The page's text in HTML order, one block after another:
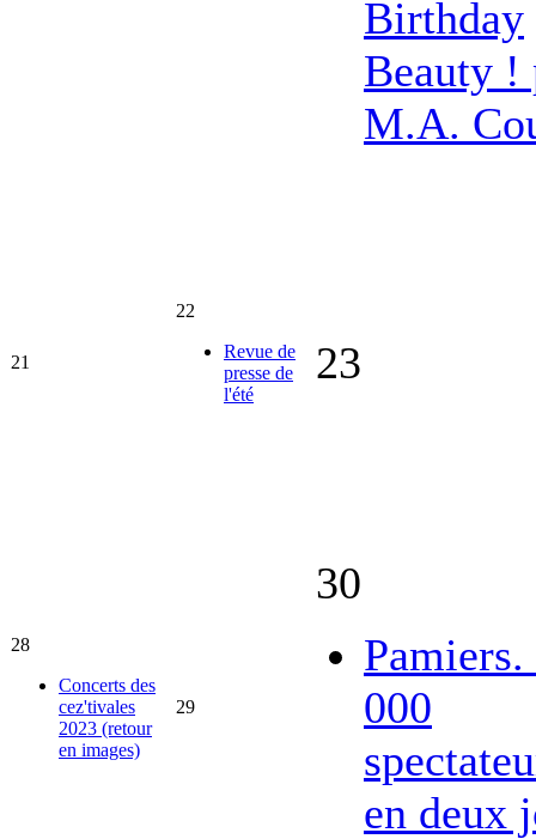
Birthday
Beauty !
M.A.
21
22
Revue de
presse de
l'été
23
28
Concerts des
cez'tivales
2023 (retour
en images)
29
30
Pamiers.
000
en deux